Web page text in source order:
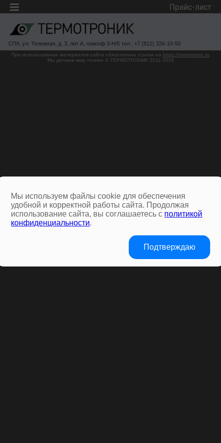
Прайс-лист
СПб, ул. Тележная, д. 3, лит А, пом/оф 3-Н/5 тел.: +7 (812) 326-10-50
При использовании материалов сайта обязательна ссылка на https://termotronic.ru
Мы делаем мир точнее © ТЕРМОТРОНИК 2011-2026
Мы используем файлы cookie для обеспечения
удобной и корректной работы сайта. Продолжая
использование сайта, вы соглашаетесь с политикой
конфиденциальности.
Подтверждаю